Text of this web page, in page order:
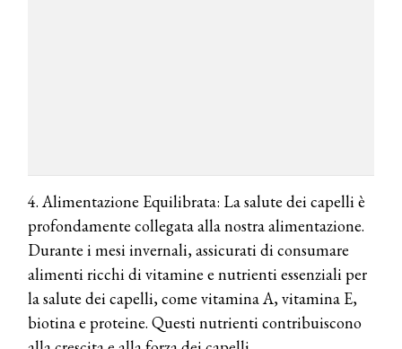
4. Alimentazione Equilibrata: La salute dei capelli è
profondamente collegata alla nostra alimentazione.
Durante i mesi invernali, assicurati di consumare
alimenti ricchi di vitamine e nutrienti essenziali per
la salute dei capelli, come vitamina A, vitamina E,
biotina e proteine. Questi nutrienti contribuiscono